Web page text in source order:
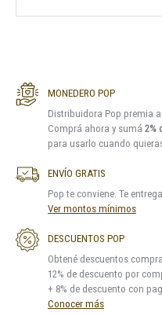
MONEDERO POP
Distribuidora Pop premia
Comprá ahora y sumá 2%
para usarlo cuando
ENVÍO GRATIS
Pop te conviene. Te
Ver montos mínimos
DESCUENTOS POP
Obtené descuentos
12% de descuento por
+ 8% de descuento con
Conocer más